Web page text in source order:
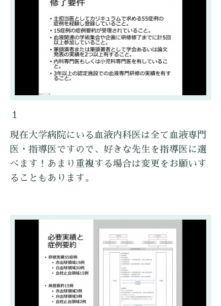
１
現在大学病院にいる血液内科医は全て血液専門
医・指導医ですので、好きな先生を指導医に選
べます！あまり重複する場合は変更をお願いす
ることもあります。